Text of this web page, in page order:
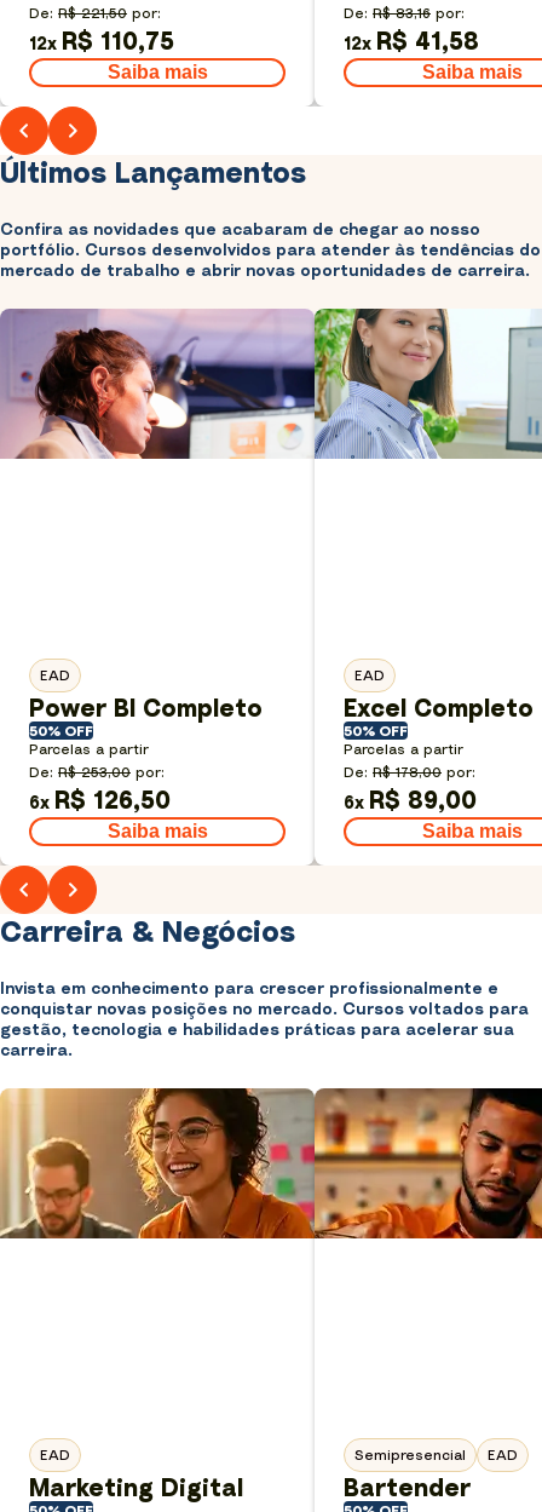
De: R$ 221,50 por:
12x R$ 110,75
Saiba mais
De: R$ 83,16 por:
12x R$ 41,58
Saiba mais
Últimos Lançamentos
Confira as novidades que acabaram de chegar ao nosso
portfólio. Cursos desenvolvidos para atender às tendências do
mercado de trabalho e abrir novas oportunidades de carreira.
EAD
Power BI Completo
50% OFF
Parcelas a partir
De: R$ 253,00 por:
6x R$ 126,50
Saiba mais
EAD
Excel Completo
50% OFF
Parcelas a partir
De: R$ 178,00 por:
6x R$ 89,00
Saiba mais
Carreira & Negócios
Invista em conhecimento para crescer profissionalmente e
conquistar novas posições no mercado. Cursos voltados para
gestão, tecnologia e habilidades práticas para acelerar sua
carreira.
EAD
Marketing Digital
Semipresencial EAD
Bartender